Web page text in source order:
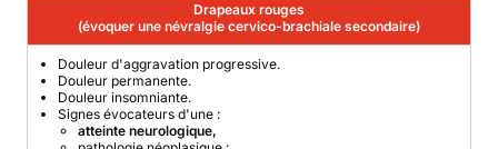
Drapeaux rouges
(évoquer une névralgie cervico-brachiale secondaire)
Douleur d'aggravation progressive.
Douleur permanente.
Douleur insomniante.
Signes évocateurs d'une :
atteinte neurologique,